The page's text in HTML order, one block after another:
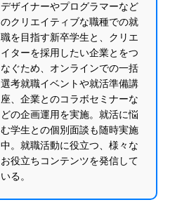
デザイナーやプログラマーなど
のクリエイティブな職種での就
職を目指す新卒学生と、クリエ
イターを採用したい企業とをつ
なぐため、オンラインでの一括
選考就職イベントや就活準備講
座、企業とのコラボセミナーな
どの企画運用を実施。就活に悩
む学生との個別面談も随時実施
中。就職活動に役立つ、様々な
お役立ちコンテンツを発信して
いる。